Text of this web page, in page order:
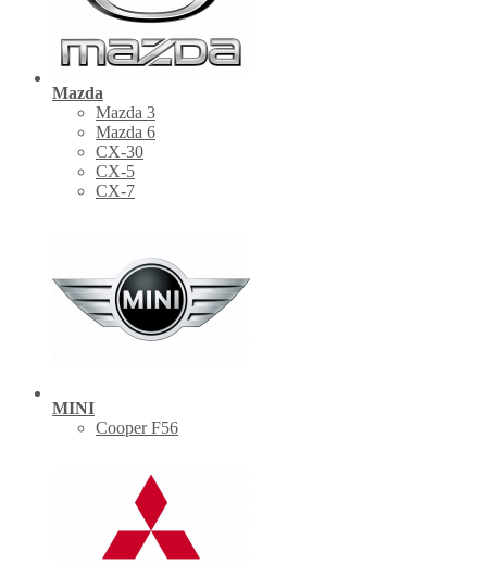
Mazda
Mazda 3
Mazda 6
CX-30
СХ-5
CX-7
MINI
Cooper F56